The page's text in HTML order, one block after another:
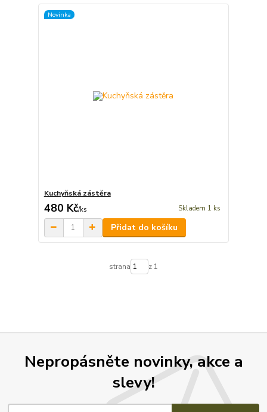
Novinka
Kuchyňská zástěra
480 Kč/ks Skladem 1 ks
Přidat do košíku
strana z 1
Nepropásněte novinky, akce a
slevy!